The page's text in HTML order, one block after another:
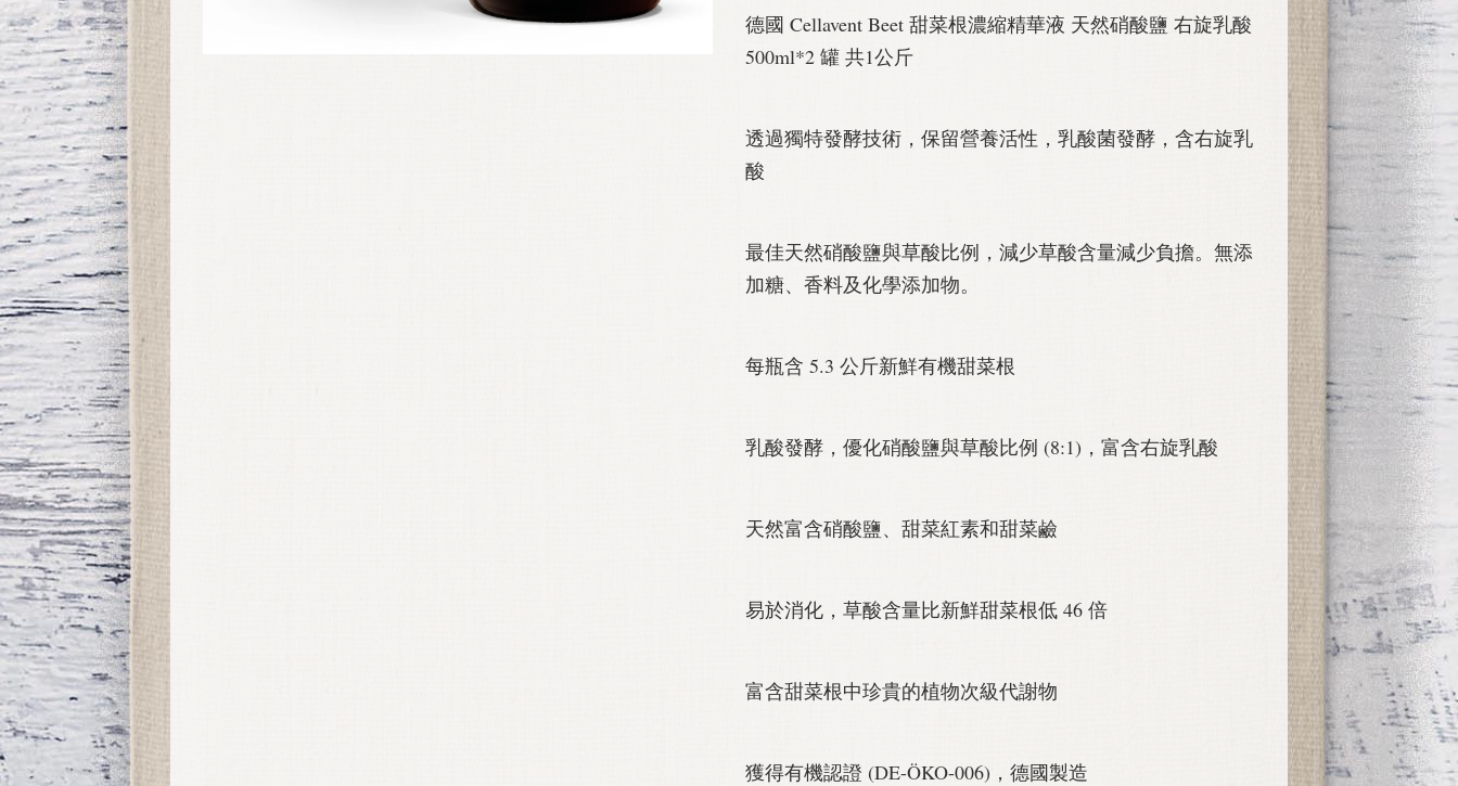
德國 Cellavent Beet 甜菜根濃縮精華液 天然硝酸鹽 右旋乳酸
500ml*2 罐 共1公斤
透過獨特發酵技術，保留營養活性，乳酸菌發酵，含右旋乳
酸
最佳天然硝酸鹽與草酸比例，減少草酸含量減少負擔。無添
加糖、香料及化學添加物。
每瓶含 5.3 公斤新鮮有機甜菜根
乳酸發酵，優化硝酸鹽與草酸比例 (8:1)，富含右旋乳酸
天然富含硝酸鹽、甜菜紅素和甜菜鹼
易於消化，草酸含量比新鮮甜菜根低 46 倍
富含甜菜根中珍貴的植物次級代謝物
獲得有機認證 (DE-ÖKO-006)，德國製造